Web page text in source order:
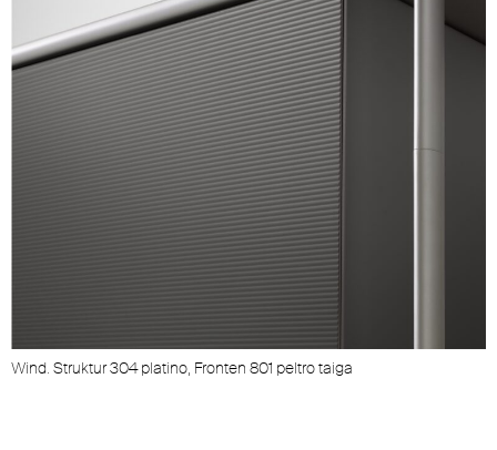
Wind. Struktur 304 platino, Fronten 801 peltro taiga